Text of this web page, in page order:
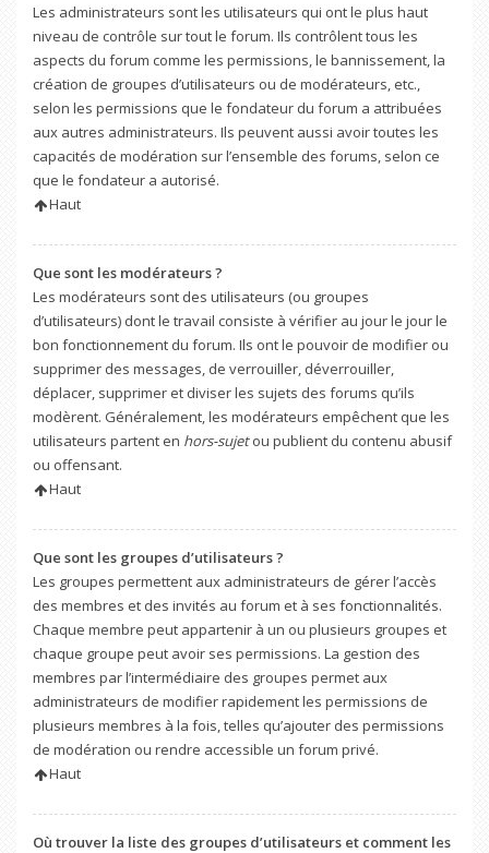
Les administrateurs sont les utilisateurs qui ont le plus haut
niveau de contrôle sur tout le forum. Ils contrôlent tous les
aspects du forum comme les permissions, le bannissement, la
création de groupes d’utilisateurs ou de modérateurs, etc.,
selon les permissions que le fondateur du forum a attribuées
aux autres administrateurs. Ils peuvent aussi avoir toutes les
capacités de modération sur l’ensemble des forums, selon ce
que le fondateur a autorisé.
Haut
Que sont les modérateurs ?
Les modérateurs sont des utilisateurs (ou groupes
d’utilisateurs) dont le travail consiste à vérifier au jour le jour le
bon fonctionnement du forum. Ils ont le pouvoir de modifier ou
supprimer des messages, de verrouiller, déverrouiller,
déplacer, supprimer et diviser les sujets des forums qu’ils
modèrent. Généralement, les modérateurs empêchent que les
utilisateurs partent en hors-sujetou publient du contenu abusif
ou offensant.
Haut
Que sont les groupes d’utilisateurs ?
Les groupes permettent aux administrateurs de gérer l’accès
des membres et des invités au forum et à ses fonctionnalités.
Chaque membre peut appartenir à un ou plusieurs groupes et
chaque groupe peut avoir ses permissions. La gestion des
membres par l’intermédiaire des groupes permet aux
administrateurs de modifier rapidement les permissions de
plusieurs membres à la fois, telles qu’ajouter des permissions
de modération ou rendre accessible un forum privé.
Haut
Où trouver la liste des groupes d’utilisateurs et comment les